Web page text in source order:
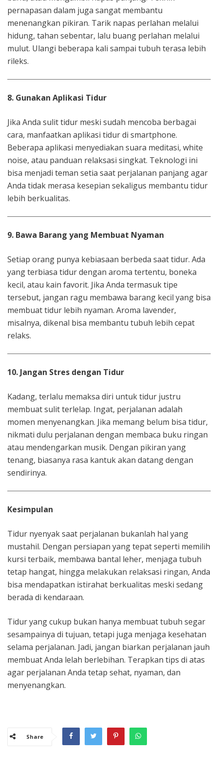
pernapasan dalam juga sangat membantu
menenangkan pikiran. Tarik napas perlahan melalui
hidung, tahan sebentar, lalu buang perlahan melalui
mulut. Ulangi beberapa kali sampai tubuh terasa lebih
rileks.
8. Gunakan Aplikasi Tidur
Jika Anda sulit tidur meski sudah mencoba berbagai
cara, manfaatkan aplikasi tidur di smartphone.
Beberapa aplikasi menyediakan suara meditasi, white
noise, atau panduan relaksasi singkat. Teknologi ini
bisa menjadi teman setia saat perjalanan panjang agar
Anda tidak merasa kesepian sekaligus membantu tidur
lebih berkualitas.
9. Bawa Barang yang Membuat Nyaman
Setiap orang punya kebiasaan berbeda saat tidur. Ada
yang terbiasa tidur dengan aroma tertentu, boneka
kecil, atau kain favorit. Jika Anda termasuk tipe
tersebut, jangan ragu membawa barang kecil yang bisa
membuat tidur lebih nyaman. Aroma lavender,
misalnya, dikenal bisa membantu tubuh lebih cepat
relaks.
10. Jangan Stres dengan Tidur
Kadang, terlalu memaksa diri untuk tidur justru
membuat sulit terlelap. Ingat, perjalanan adalah
momen menyenangkan. Jika memang belum bisa tidur,
nikmati dulu perjalanan dengan membaca buku ringan
atau mendengarkan musik. Dengan pikiran yang
tenang, biasanya rasa kantuk akan datang dengan
sendirinya.
Kesimpulan
Tidur nyenyak saat perjalanan bukanlah hal yang
mustahil. Dengan persiapan yang tepat seperti memilih
kursi terbaik, membawa bantal leher, menjaga tubuh
tetap hangat, hingga melakukan relaksasi ringan, Anda
bisa mendapatkan istirahat berkualitas meski sedang
berada di kendaraan.
Tidur yang cukup bukan hanya membuat tubuh segar
sesampainya di tujuan, tetapi juga menjaga kesehatan
selama perjalanan. Jadi, jangan biarkan perjalanan jauh
membuat Anda lelah berlebihan. Terapkan tips di atas
agar perjalanan Anda tetap sehat, nyaman, dan
menyenangkan.
Share